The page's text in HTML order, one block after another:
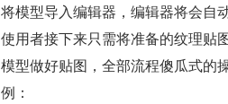
将模型导入编辑器，编辑器将会自
使用者接下来只需将准备的纹理贴
模型做好贴图，全部流程傻瓜式的
例：